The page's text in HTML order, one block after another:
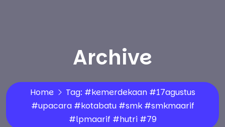
Archive
Home Tag: #kemerdekaan #17agustus
#upacara #kotabatu #smk #smkmaarif
#lpmaarif #hutri #79